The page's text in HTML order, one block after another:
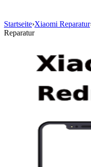
Startseite›Xiaomi Reparatur
Reparatur